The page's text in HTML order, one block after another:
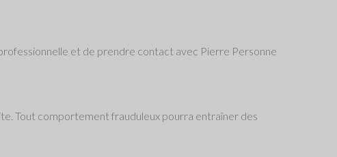
et de prendre contact avec Pierre Personne
Tout comportement frauduleux pourra entraîner des